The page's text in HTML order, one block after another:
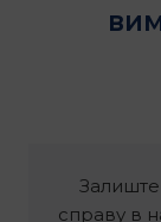
справу в